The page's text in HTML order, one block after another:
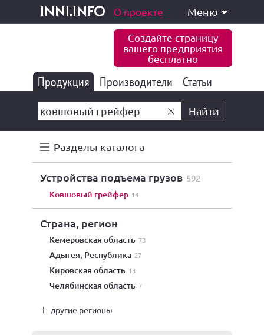
inni.info
и услуги О проекте Меню
Создайте страницу
вашего предприятия
бесплатно
Продукция 177 843
Производители 6 775
Статьи
Найти
Разделы каталога
устройства подъема грузов 592
ковшовый грейфер 14
Страна, регион
Кемеровская область 73
Адыгея, Республика 27
Кировская область 13
Челябинская область 7
другие регионы